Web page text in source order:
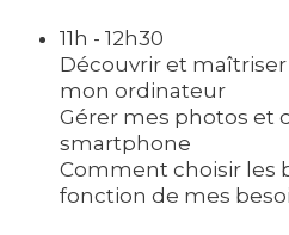
11h - 12h30
Découvrir et
mon ordinateur
Gérer mes photos et
smartphone
Comment choisir les
fonction de mes